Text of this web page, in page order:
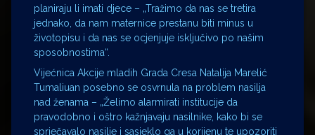
planiraju li imati djece – „Tražimo da nas se tretira
jednako, da nam maternice prestanu biti minus u
životopisu i da nas se ocjenjuje isključivo po našim
sposobnostima“.
Vijećnica Akcije mladih Grada Cresa Natalija Marelić
Tumaliuan posebno se osvrnula na problem nasilja
nad ženama – „Želimo alarmirati institucije da
pravodobno i oštro kažnjavaju nasilnike, kako bi se
sprječavalo nasilje i sasjeklo ga u korijenu te upozoriti